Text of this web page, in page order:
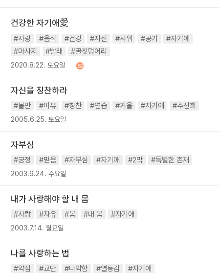
건강한 자기애愛
#사랑 #음식 #건강 #자신 #샤워 #공기
#자기애
#마사지
#빨래 #골칫덩어리
2020.8.22. 토요일
자신을 칭찬하라
#불만 #여유 #칭찬 #연습 #거울 #자기애 #주선희
2005.6.25. 토요일
자부심
#긍정 #믿음 #자부심 #자기애 #2막 #특별한 존재
2003.9.24. 수요일
내가 사랑해야 할 내 몸
#사랑 #자유 #몸 #내 몸 #자기애
2003.7.14. 월요일
나를 사랑하는 법
#약점 #교만 #나약함 #열등감 #자기애